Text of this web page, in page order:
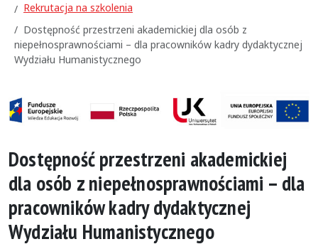
Rekrutacja na szkolenia
Dostępność przestrzeni akademickiej dla osób z
niepełnosprawnościami – dla pracowników kadry dydaktycznej
Wydziału Humanistycznego
Dostępność przestrzeni akademickiej
dla osób z niepełnosprawnościami – dla
pracowników kadry dydaktycznej
Wydziału Humanistycznego